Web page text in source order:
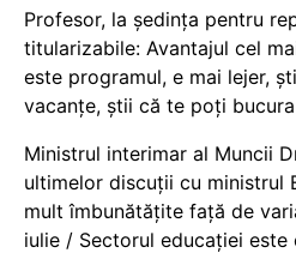
Profesor, la ședința pentru
titularizabile: Avantajul cel
este programul, e mai lejer,
vacanţe, știi că te poți
Ministrul interimar al Muncii
ultimelor discuții cu ministrul
mult îmbunătățite față de
iulie / Sectorul educației este